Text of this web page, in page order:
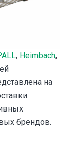
, Heimbach,
на
брендов.